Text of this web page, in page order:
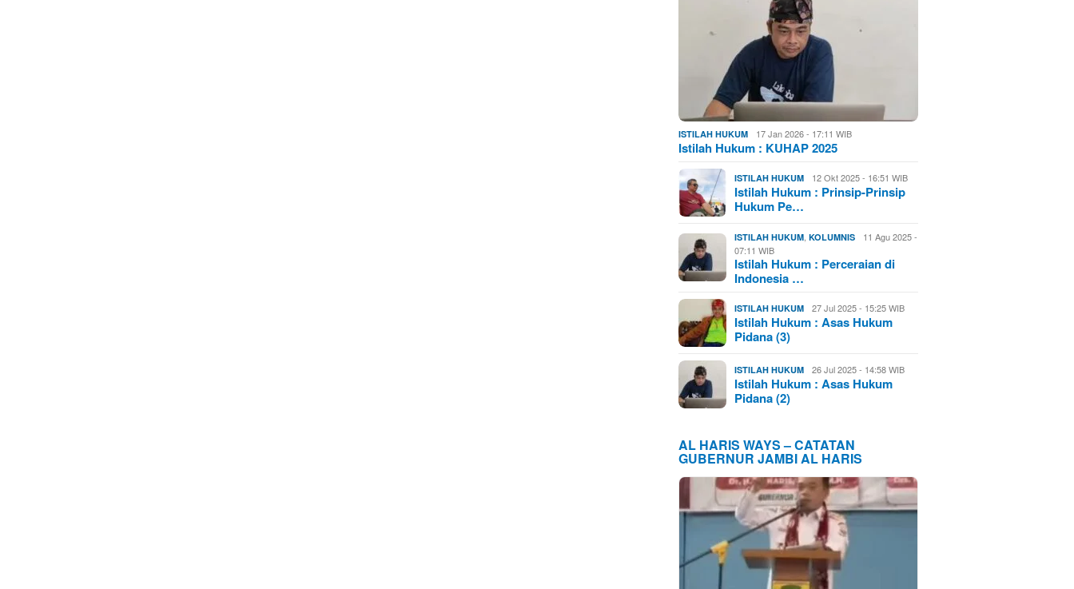
ISTILAH HUKUM 17 Jan 2026 - 17:11 WIB
Istilah Hukum : KUHAP 2025
ISTILAH HUKUM 12 Okt 2025 - 16:51 WIB
Istilah Hukum : Prinsip-Prinsip
Hukum Pe…
ISTILAH HUKUM ,KOLUMNIS
11 Agu 2025 -
07:11 WIB
Istilah Hukum : Perceraian di
Indonesia …
ISTILAH HUKUM 27 Jul 2025 - 15:25 WIB
Istilah Hukum : Asas Hukum
Pidana (3)
ISTILAH HUKUM 26 Jul 2025 - 14:58 WIB
Istilah Hukum : Asas Hukum
Pidana (2)
AL HARIS WAYS – CATATAN
GUBERNUR JAMBI AL HARIS